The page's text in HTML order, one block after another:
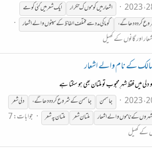
اشعار میں کوموں ک تکرار
ایک شعر میں کئی کومے
کردہدھاگے، کوما کی مدد سے مختلف الفاظکےسیٹوں والے اشعار
اور گانوں کے کھیل
کے نام والے اشعار
میں فقط شہرِ محبوب تو ملتان بھی ہو سکتا ہے
جاسمن جاسمنکےشروعکردہدھاگے،
دلی شعر
شہروںکےناموں والے اشعار ملتان شعر ملتان پہ شعر
جوابات: 7
کے کھیل